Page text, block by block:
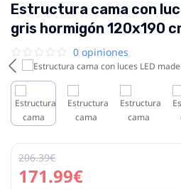
Estructura cama con
gris hormigón 120x190
0 opiniones
171.99€
206.39€